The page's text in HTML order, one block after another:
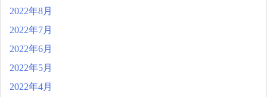
2022年8月
2022年7月
2022年6月
2022年5月
2022年4月